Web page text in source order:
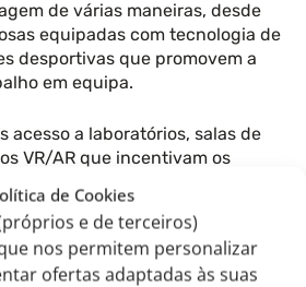
de Cookies
e de terceiros)
nos permitem personalizar
ofertas adaptadas às suas
de várias maneiras, desde
equipadas com tecnologia de
desportivas que promovem a
em equipa.
acesso a laboratórios, salas de
VR/AR que incentivam os